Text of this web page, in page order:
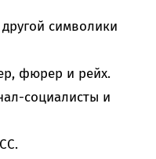
символики
фюрер и рейх.
социалисты и